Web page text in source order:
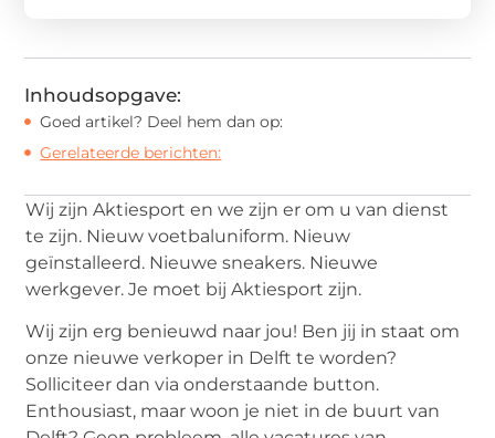
Inhoudsopgave:
Goed artikel? Deel hem dan op:
Gerelateerde berichten:
Wij zijn Aktiesport en we zijn er om u van dienst
te zijn. Nieuw voetbaluniform. Nieuw
geïnstalleerd. Nieuwe sneakers. Nieuwe
werkgever. Je moet bij Aktiesport zijn.
Wij zijn erg benieuwd naar jou! Ben jij in staat om
onze nieuwe verkoper in Delft te worden?
Solliciteer dan via onderstaande button.
Enthousiast, maar woon je niet in de buurt van